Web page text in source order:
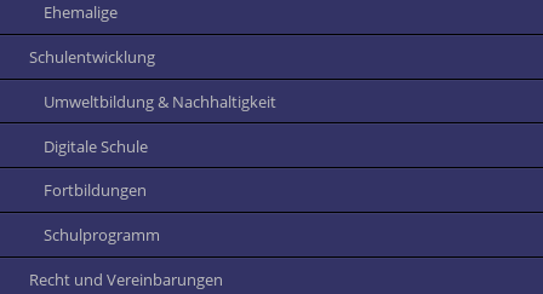
Ehemalige
Schulentwicklung
Umweltbildung & Nachhaltigkeit
Digitale Schule
Fortbildungen
Schulprogramm
Recht und Vereinbarungen